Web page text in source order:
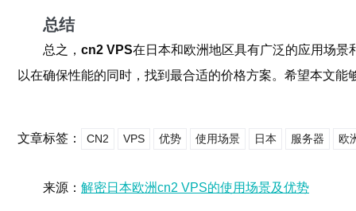
总结
总之， cn2 VPS在日本和欧洲地区具有广泛的应用场
以在确保性能的同时，找到最合适的价格方案。希望本文能
文章标签： CN2 VPS 优势 使用场景 日本 服务器 欧
来源： 解密日本欧洲cn2 VPS的使用场景及优势